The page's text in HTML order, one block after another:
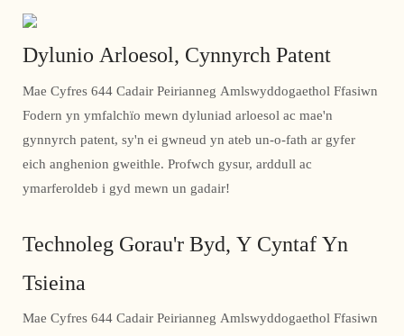
Dylunio Arloesol, Cynnyrch Patent
Mae Cyfres 644 Cadair Peirianneg Amlswyddogaethol Ffasiwn
Fodern yn ymfalchïo mewn dyluniad arloesol ac mae'n
gynnyrch patent, sy'n ei gwneud yn ateb un-o-fath ar gyfer
eich anghenion gweithle. Profwch gysur, arddull ac
ymarferoldeb i gyd mewn un gadair!
Technoleg Gorau'r Byd, Y Cyntaf Yn
Tsieina
Mae Cyfres 644 Cadair Peirianneg Amlswyddogaethol Ffasiwn